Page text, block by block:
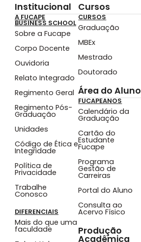
Institucional
A FUCAPE
BUSINESS SCHOOL
Sobre a Fucape
Corpo Docente
Ouvidoria
Relato Integrado
Regimento Geral
Regimento Pós-
Graduação
Unidades
Código de Ética e
Integridade
Política de
Privacidade
Trabalhe
Conosco
DIFERENCIAIS
Mais do que uma
faculdade
Cursos
CURSOS
Graduação
MBEx
Mestrado
Doutorado
Área do Aluno
FUCAPEANOS
Calendário da
Graduação
Cartão do
Estudante
Fucape
Programa
Gestão de
Carreiras
Portal do Aluno
Consulta ao
Acervo Físico
Produção
Acadêmica